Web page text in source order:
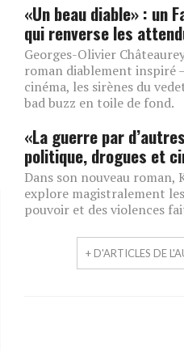
«Un beau diable» : un
qui renverse les
Georges-Olivier
roman diablement inspiré
cinéma, les sirènes du
bad buzz en toile de fond.
«La guerre par
politique, drogues et
Dans son nouveau roman,
explore magistralement
pouvoir et des violences
+ D'ARTICLES DE